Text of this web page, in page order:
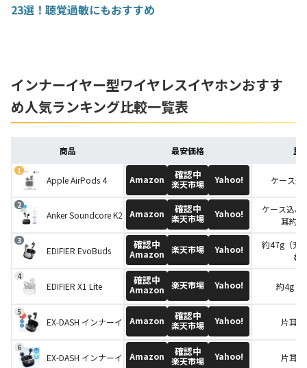
23選！聴覚過敏にもおすすめ
インナーイヤー型ワイヤレスイヤホンおすす
め人気ランキング比較一覧表
商品 最安価格 重
Apple AirPods 4 Amazon 確認中
楽天市場 Yahoo! ケース込
Anker Soundcore K20i Amazon 確認中
楽天市場 Yahoo!
ケース込み
耳約
EDIFIER EvoBuds 確認中
Amazon 楽天市場 Yahoo!
約47g（充
む
EDIFIER X1 Lite 確認中
Amazon 楽天市場 Yahoo! 約4g（
EX-DASH インナーイヤー型ワイヤレスイヤホン E1
Amazon 確認中
楽天市場 Yahoo! 片耳
EX-DASH インナーイヤー型ワイヤレスイヤホン E8
Amazon 確認中
楽天市場 Yahoo! 片耳